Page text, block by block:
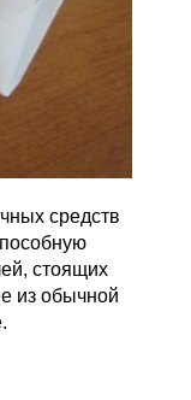
средств
стоящих
из обычной